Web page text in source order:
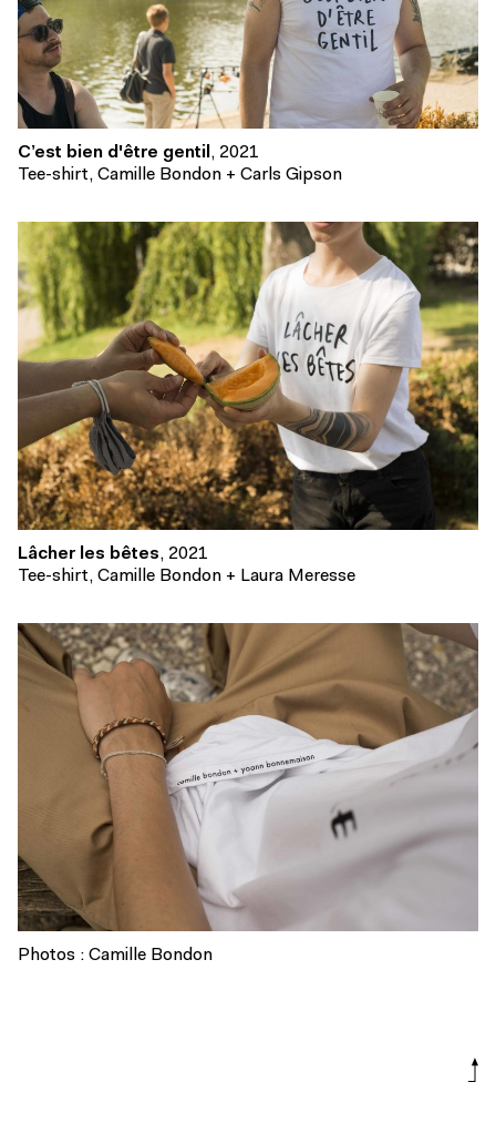
C’est bien d'être gentil, 2021
Tee-shirt, Camille Bondon + Carls Gipson
Lâcher les bêtes, 2021
Tee-shirt, Camille Bondon + Laura Meresse
Photos : Camille Bondon